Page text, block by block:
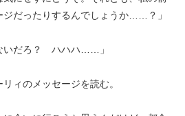
ジだったりするんでしょうか……？」
いだろ？ ハハハ……」
ィのメッセージを読む。